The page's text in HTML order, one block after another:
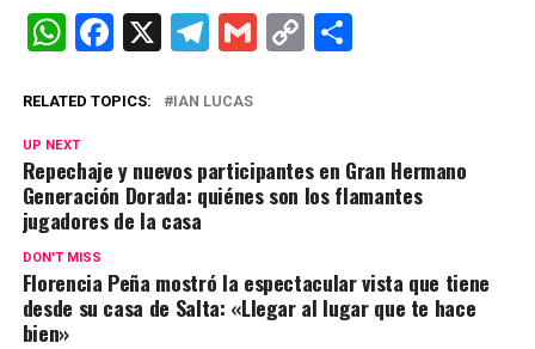
W
at
s
A
p
p
F
ce
o
o
X T
e
a
G C
n
C
ar
RELATED TOPICS: IAN LUCAS
UP NEXT
Repechaje y nuevos participantes en Gran Hermano
Generación Dorada: quiénes son los flamantes
jugadores de la casa
DON'T MISS
Florencia Peña mostró la espectacular vista que tiene
desde su casa de Salta: «Llegar al lugar que te hace
bien»